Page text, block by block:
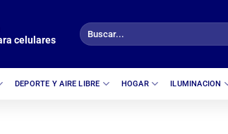
celulares
Buscar
por:
DEPORTE Y AIRE LIBRE HOGAR ILUMINACION